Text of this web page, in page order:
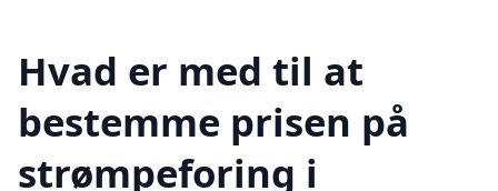
Hvad er med til at
bestemme prisen på
strømpeforing i